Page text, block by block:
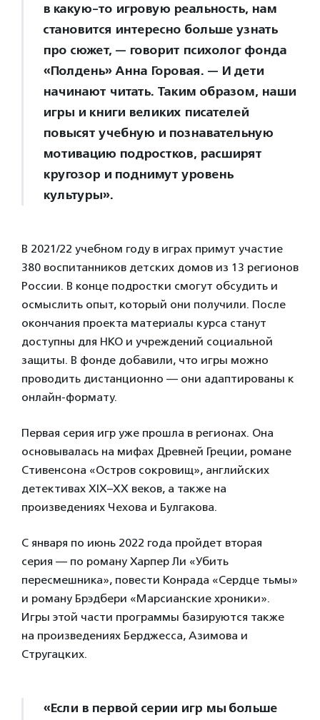
в какую-то игровую реальность, нам
становится интересно больше узнать
про сюжет, — говорит психолог фонда
«Полдень» Анна Горовая. — И дети
начинают читать. Таким образом, наши
игры и книги великих писателей
повысят учебную и познавательную
мотивацию подростков, расширят
кругозор и поднимут уровень
культуры».
В 2021/22 учебном году в играх примут участие
380 воспитанников детских домов из 13 регионов
России. В конце подростки смогут обсудить и
осмыслить опыт, который они получили. После
окончания проекта материалы курса станут
доступны для НКО и учреждений социальной
защиты. В фонде добавили, что игры можно
проводить дистанционно — они адаптированы к
онлайн-формату.
Первая серия игр уже прошла в регионах. Она
основывалась на мифах Древней Греции, романе
Стивенсона «Остров сокровищ», английских
детективах XIX–XX веков, а также на
произведениях Чехова и Булгакова.
С января по июнь 2022 года пройдет вторая
серия — по роману Харпер Ли «Убить
пересмешника», повести Конрада «Сердце тьмы»
и роману Брэдбери «Марсианские хроники».
Игры этой части программы базируются также
на произведениях Берджесса, Азимова и
Стругацких.
«Если в первой серии игр мы больше